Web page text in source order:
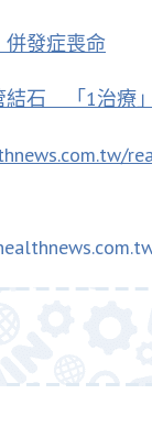
併發症喪命
結石 「1治療